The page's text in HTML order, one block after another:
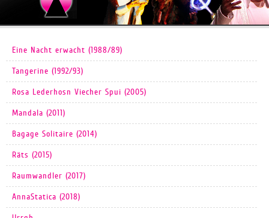
Eine Nacht erwacht (1988/89)
Tangerine (1992/93)
Rosa Lederhosn Viecher Spui (2005)
Mandala (2011)
Bagage Solitaire (2014)
Räts (2015)
Raumwandler (2017)
AnnaStatica (2018)